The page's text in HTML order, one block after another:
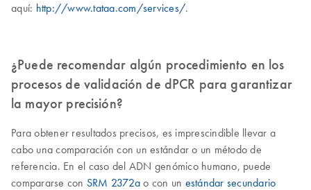
aquí: http://www.tataa.com/services/.
¿Puede recomendar algún procedimiento en los
procesos de validación de dPCR para garantizar
la mayor precisión?
Para obtener resultados precisos, es imprescindible llevar a
cabo una comparación con un estándar o un método de
referencia. En el caso del ADN genómico humano, puede
compararse con SRM 2372a o con un estándar secundario